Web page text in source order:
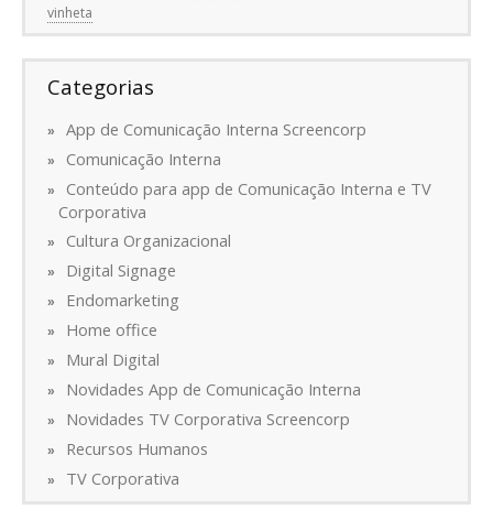
vinheta
Categorias
App de Comunicação Interna Screencorp
Comunicação Interna
Conteúdo para app de Comunicação Interna e TV
Corporativa
Cultura Organizacional
Digital Signage
Endomarketing
Home office
Mural Digital
Novidades App de Comunicação Interna
Novidades TV Corporativa Screencorp
Recursos Humanos
TV Corporativa